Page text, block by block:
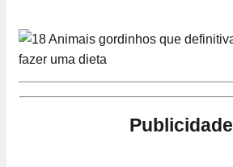
Publicidade